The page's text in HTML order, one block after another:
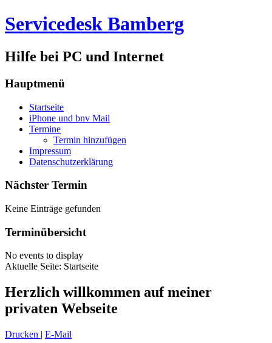
Servicedesk Bamberg
Hilfe bei PC und Internet
Hauptmenü
Startseite
iPhone und bnv Mail
Termine
Termin hinzufügen
Impressum
Datenschutzerklärung
Nächster Termin
Keine Einträge gefunden
Terminübersicht
No events to display
Aktuelle Seite: Startseite
Herzlich willkommen auf meiner
privaten Webseite
Drucken | E-Mail